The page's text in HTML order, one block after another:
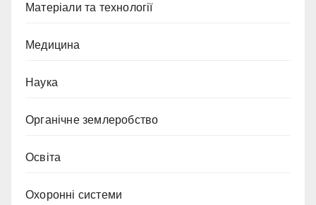
Матеріали та технології
Медицина
Наука
Органічне землеробство
Освіта
Охоронні системи